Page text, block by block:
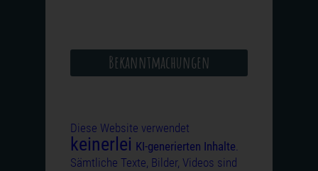
Bekanntmachungen
Diese Website verwendet
keinerlei KI-generierten Inhalte.
Sämtliche Texte, Bilder, Videos sind